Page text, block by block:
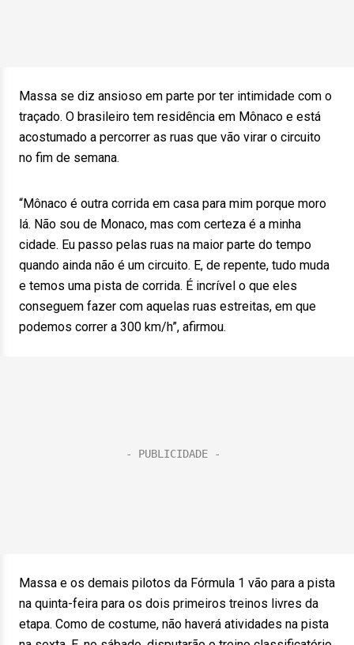
Massa se diz ansioso em parte por ter intimidade com o
traçado. O brasileiro tem residência em Mônaco e está
acostumado a percorrer as ruas que vão virar o circuito
no fim de semana.
“Mônaco é outra corrida em casa para mim porque moro
lá. Não sou de Monaco, mas com certeza é a minha
cidade. Eu passo pelas ruas na maior parte do tempo
quando ainda não é um circuito. E, de repente, tudo muda
e temos uma pista de corrida. É incrível o que eles
conseguem fazer com aquelas ruas estreitas, em que
podemos correr a 300 km/h”, afirmou.
Massa e os demais pilotos da Fórmula 1 vão para a pista
na quinta-feira para os dois primeiros treinos livres da
etapa. Como de costume, não haverá atividades na pista